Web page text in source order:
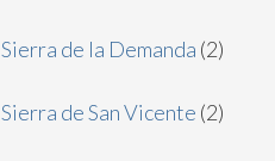
Sierra de la Demanda (2)
Sierra de San Vicente (2)